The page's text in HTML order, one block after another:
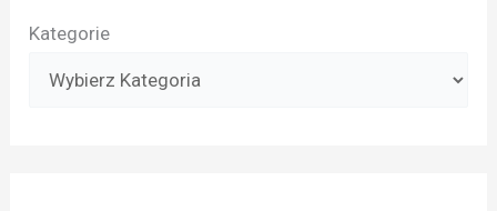
Kategorie